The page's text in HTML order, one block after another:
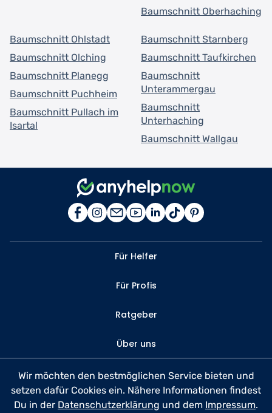
Baumschnitt Oberhaching
Baumschnitt Ohlstadt
Baumschnitt Olching
Baumschnitt Planegg
Baumschnitt Puchheim
Baumschnitt Pullach im
Isartal
Baumschnitt Starnberg
Baumschnitt Taufkirchen
Baumschnitt
Unterammergau
Baumschnitt
Unterhaching
Baumschnitt Wallgau
Für Helfer
Für Profis
Ratgeber
Über uns
Kontakt
FAQ
Wir möchten den bestmöglichen Service bieten und
setzen dafür Cookies ein. Nähere Informationen findest
Du in der Datenschutzerklärung und dem Impressum.